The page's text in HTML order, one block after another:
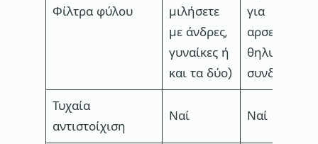
Φίλτρα φύλου
μιλήσετε
με άνδρες,
γυναίκες ή
και τα δύο)
για
αρσενικές ή
θηλυκές
συνδέσεις)
Τυχαία
αντιστοίχιση
Ναί Ναί